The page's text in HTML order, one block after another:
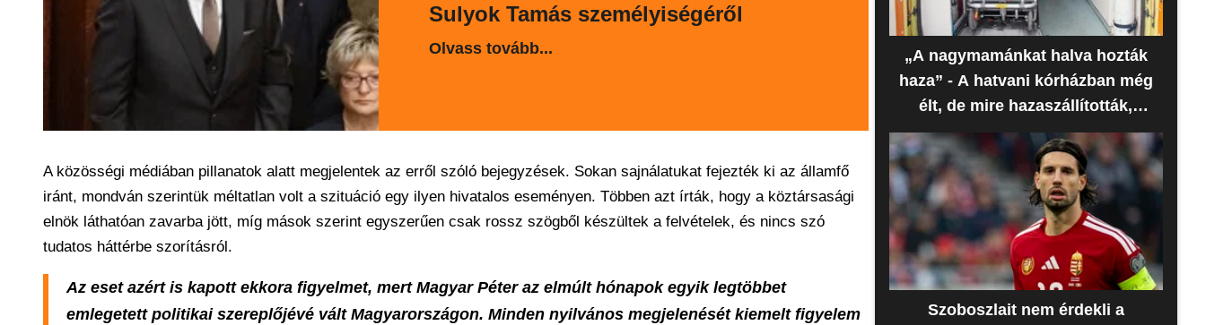
Sulyok Tamás személyiségéről
Olvass tovább...
A közösségi médiában pillanatok alatt megjelentek az erről szóló bejegyzések. Sokan sajnálatukat fejezték ki az államfő
iránt, mondván szerintük méltatlan volt a szituáció egy ilyen hivatalos eseményen. Többen azt írták, hogy a köztársasági
elnök láthatóan zavarba jött, míg mások szerint egyszerűen csak rossz szögből készültek a felvételek, és nincs szó
tudatos háttérbe szorításról.
Az eset azért is kapott ekkora figyelmet, mert Magyar Péter az elmúlt hónapok egyik legtöbbet
emlegetett politikai szereplőjévé vált Magyarországon. Minden nyilvános megjelenését kiemelt figyelem
„A nagymamánkat halva hozták
haza” - A hatvani kórházban még
élt, de mire hazaszállították,
meghalt az idős nő
Szoboszlait nem érdekli a